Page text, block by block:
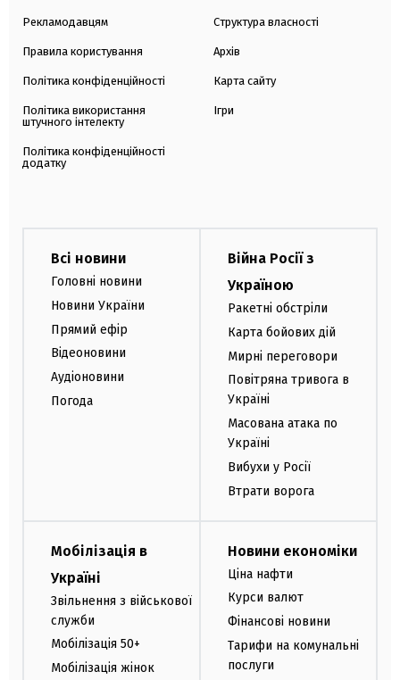
Рекламодавцям
Правила користування
Політика конфіденційності
Політика використання
штучного інтелекту
Політика конфіденційності
додатку
Структура власності
Архів
Карта сайту
Ігри
Всі новини
Головні новини
Новини України
Прямий ефір
Відеоновини
Аудіоновини
Погода
Війна Росії з
Україною
Ракетні обстріли
Карта бойових дій
Мирні переговори
Повітряна тривога в
Україні
Масована атака по
Україні
Вибухи у Росії
Втрати ворога
Мобілізація в
Україні
Звільнення з військової
служби
Мобілізація 50+
Мобілізація жінок
Новини економіки
Ціна нафти
Курси валют
Фінансові новини
Тарифи на комунальні
послуги